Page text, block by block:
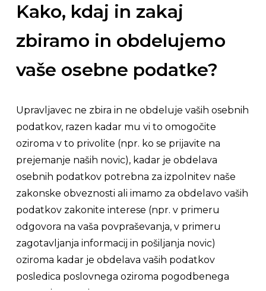
Kako, kdaj in zakaj
zbiramo in obdelujemo
vaše osebne podatke?
Upravljavec ne zbira in ne obdeluje vaših osebnih
podatkov, razen kadar mu vi to omogočite
oziroma v to privolite (npr. ko se prijavite na
prejemanje naših novic), kadar je obdelava
osebnih podatkov potrebna za izpolnitev naše
zakonske obveznosti ali imamo za obdelavo vaših
podatkov zakonite interese (npr. v primeru
odgovora na vaša povpraševanja, v primeru
zagotavljanja informacij in pošiljanja novic)
oziroma kadar je obdelava vaših podatkov
posledica poslovnega oziroma pogodbenega